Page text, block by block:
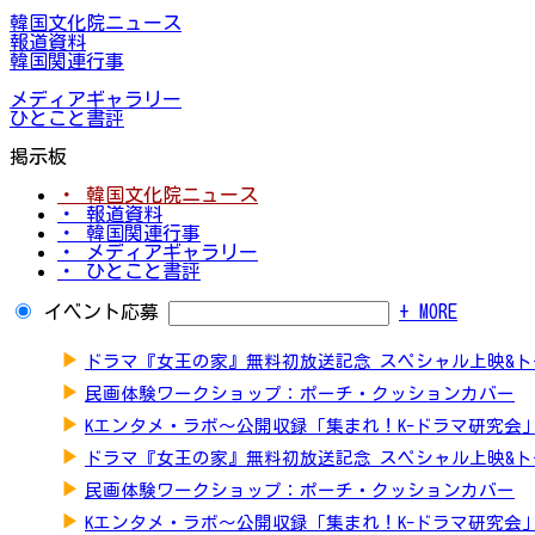
韓国文化院ニュース
報道資料
韓国関連行事
メディアギャラリー
ひとこと書評
掲示板
・ 韓国文化院ニュース
・ 報道資料
・ 韓国関連行事
・ メディアギャラリー
・ ひとこと書評
イベント応募 + MORE
▶ ドラマ『女王の家』無料初放送記念 スペシャル上映&
▶ 民画体験ワークショップ：ポーチ・クッションカバー
▶ Kエンタメ・ラボ～公開収録「集まれ！K-ドラマ研究会」
▶ ドラマ『女王の家』無料初放送記念 スペシャル上映&
▶ 民画体験ワークショップ：ポーチ・クッションカバー
▶ Kエンタメ・ラボ～公開収録「集まれ！K-ドラマ研究会」